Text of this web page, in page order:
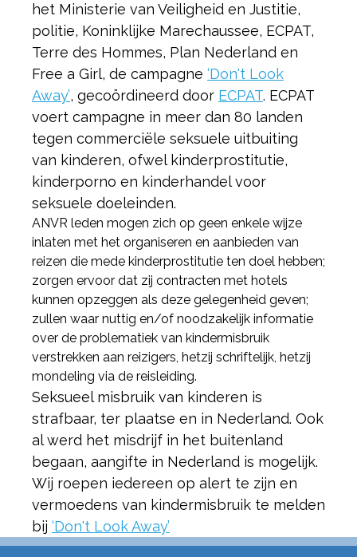
het Ministerie van Veiligheid en Justitie,
politie, Koninklijke Marechaussee, ECPAT,
Terre des Hommes, Plan Nederland en
Free a Girl, de campagne ‘Don't Look
Away’, gecoördineerd door ECPAT. ECPAT
voert campagne in meer dan 80 landen
tegen commerciële seksuele uitbuiting
van kinderen, ofwel kinderprostitutie,
kinderporno en kinderhandel voor
seksuele doeleinden.
ANVR leden mogen zich op geen enkele wijze
inlaten met het organiseren en aanbieden van
reizen die mede kinderprostitutie ten doel hebben;
zorgen ervoor dat zij contracten met hotels
kunnen opzeggen als deze gelegenheid geven;
zullen waar nuttig en/of noodzakelijk informatie
over de problematiek van kindermisbruik
verstrekken aan reizigers, hetzij schriftelijk, hetzij
mondeling via de reisleiding.
Seksueel misbruik van kinderen is
strafbaar, ter plaatse en in Nederland. Ook
al werd het misdrijf in het buitenland
begaan, aangifte in Nederland is mogelijk.
Wij roepen iedereen op alert te zijn en
vermoedens van kindermisbruik te melden
bij ‘Don't Look Away’